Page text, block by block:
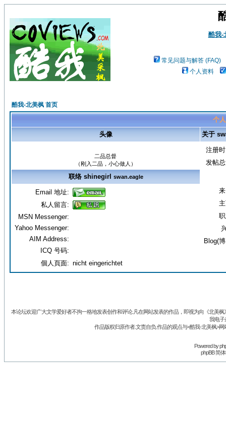
酷我-
常见问题与解答 (FAQ)
个人资料
酷我-北美枫 首页
个
头像
关于
二品总督
（刚入二品，小心做人）
注册
发帖
Blog(
联络 shinegirl swan.eagle
Email 地址:
私人留言:
MSN Messenger:
Yahoo Messenger:
AIM Address:
ICQ 号码:
個人頁面: nicht eingerichtet
本论坛欢迎广大文学爱好者不拘一格地发表创作和评论.凡在网站发表的作品，即视为向《北美
我电子
作品版权归原作者.文责自负.作品的观点与<酷我-北美枫>
Powered by
phpBB 简